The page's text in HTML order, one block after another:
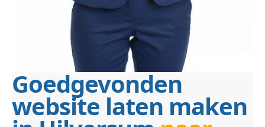
Goedgevonden
website laten maken